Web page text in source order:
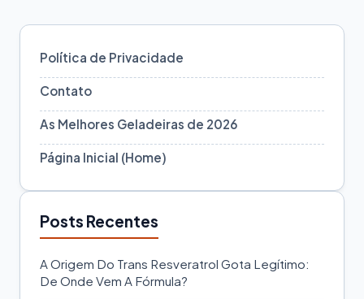
Política de Privacidade
Contato
As Melhores Geladeiras de 2026
Página Inicial (Home)
Posts Recentes
A Origem Do Trans Resveratrol Gota Legítimo:
De Onde Vem A Fórmula?